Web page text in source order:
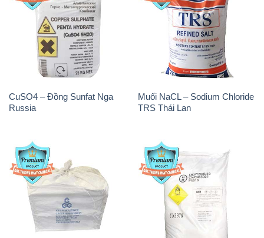
CuSO4 – Đồng Sunfat Nga
Muối NaCL – Sodium Chloride
TRS Thái Lan
Sodium Bicarbonate – Bicar
NaHCO3 Food Grade 3 Chữ
GGG Bao Jumbo ( Bành )
Trung Quốc China
Sodium Percarbonate Dạng
Bột Trung Quốc China